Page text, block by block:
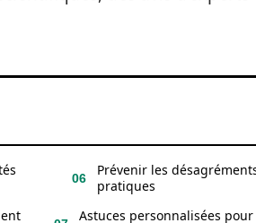
Prévenir les
pratiques
Astuces personnalisées